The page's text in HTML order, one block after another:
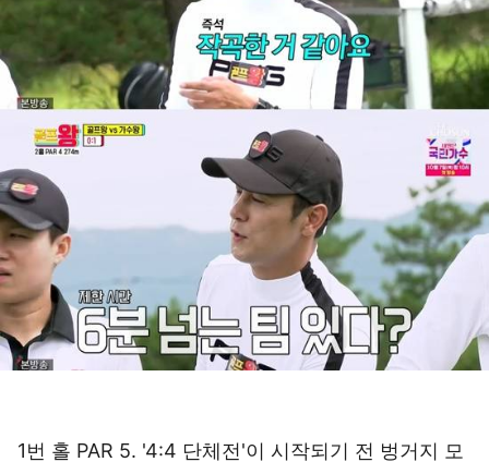
1번 홀 PAR 5. '4:4 단체전'이 시작되기 전 벙거지 모